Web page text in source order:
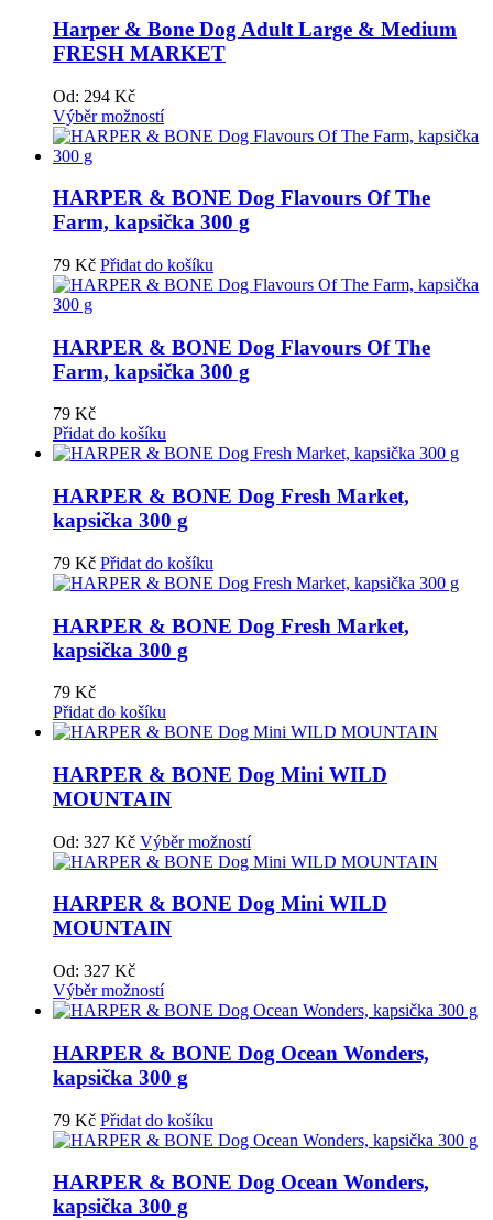
Harper & Bone Dog Adult Large & Medium
FRESH MARKET
Od: 294 Kč
Výběr možností
HARPER & BONE Dog Flavours Of The
Farm, kapsička 300 g
79 Kč Přidat do košíku
HARPER & BONE Dog Flavours Of The
Farm, kapsička 300 g
79 Kč
Přidat do košíku
HARPER & BONE Dog Fresh Market,
kapsička 300 g
79 Kč Přidat do košíku
HARPER & BONE Dog Fresh Market,
kapsička 300 g
79 Kč
Přidat do košíku
HARPER & BONE Dog Mini WILD
MOUNTAIN
Od: 327 Kč Výběr možností
HARPER & BONE Dog Mini WILD
MOUNTAIN
Od: 327 Kč
Výběr možností
HARPER & BONE Dog Ocean Wonders,
kapsička 300 g
79 Kč Přidat do košíku
HARPER & BONE Dog Ocean Wonders,
kapsička 300 g